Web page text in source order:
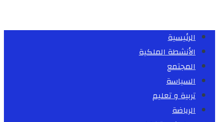
الرئيسية
الأنشطة الملكية
المجتمع
السياسة
تربية و تعليم
الرياضة